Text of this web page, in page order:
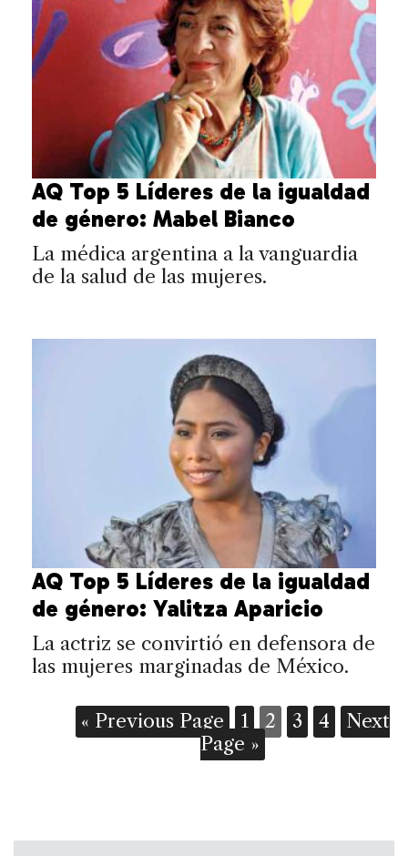
AQ Top 5 Líderes de la igualdad
de género: Mabel Bianco
La médica argentina a la vanguardia
de la salud de las mujeres.
AQ Top 5 Líderes de la igualdad
de género: Yalitza Aparicio
La actriz se convirtió en defensora de
las mujeres marginadas de México.
« Previous Page 1 2 3 4
Next
Page »